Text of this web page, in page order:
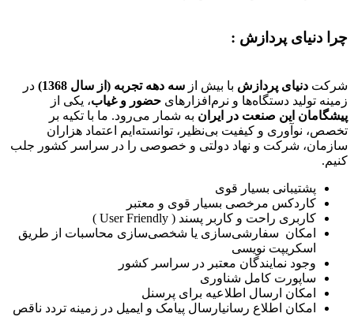
چرا دنیای پردازش :
شرکت دنیای پردازش با بیش از سه دهه تجربه (از سال 1368)
در
زمینه تولید دستگاه‌ها و نرم‌افزارهای حضور و غیاب، یکی از
پیشگامان این صنعت در ایران به شمار می‌رود. ما با تکیه بر
تخصص، نوآوری و کیفیت بی‌نظیر، توانسته‌ایم اعتماد هزاران
سازمان، شرکت و نهاد دولتی و خصوصی را در سراسر کشور جلب
کنیم.
پشتیبانی بسیار قوی
کاردکس مرخصی بسیار قوی و معتبر
کاربری راحت و کاربر پسند ( User Friendly )
امکان سفارشی‌سازی یا شخصی‌سازی محاسبات از طریق
اسکریپت نویسی
وجود نمایندگان معتبر در سراسر کشور
ساپورت کامل شناوری
امکان ارسال اطلاعیه برای پرسنل
امکان اطلاع رسانیارسال پیامک و ایمیل در زمینه تردد ناقص